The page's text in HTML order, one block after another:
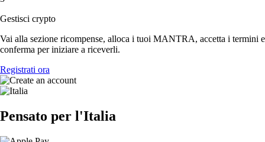
Gestisci crypto
Vai alla sezione ricompense, alloca i tuoi MANTRA, accetta i termini e
conferma per iniziare a riceverli.
Registrati ora
Pensato per l'Italia